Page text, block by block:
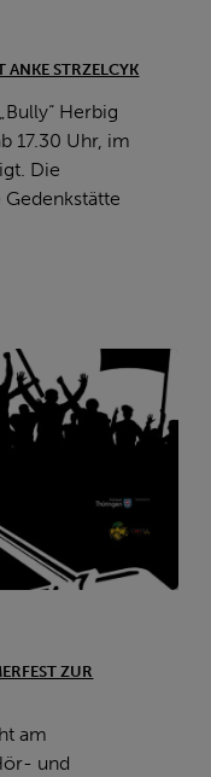
ANKE STRZELCYK
Herbig
17.30 Uhr, im
Die
ZUR
am
und